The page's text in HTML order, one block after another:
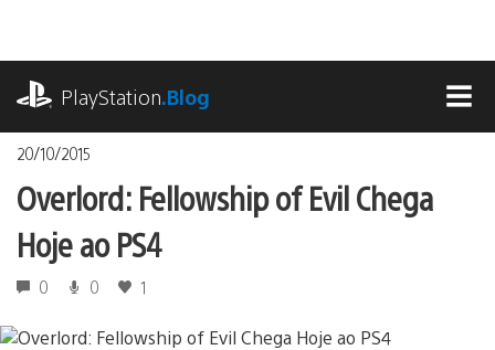
o
conteúdoPlayStation.Blog
20/10/2015
Overlord: Fellowship of Evil Chega
Hoje ao PS4
0 0 1